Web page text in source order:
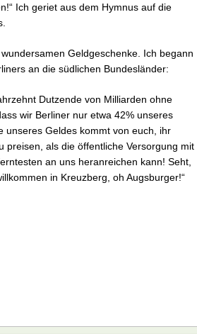
Ich geriet aus dem Hymnus auf die
Geldgeschenke. Ich begann
an die südlichen Bundesländer:
Dutzende von Milliarden ohne
wir Berliner nur etwa 42% unseres
unseres Geldes kommt von euch, ihr
preisen, als die öffentliche Versorgung mit
an uns heranreichen kann! Seht,
in Kreuzberg, oh Augsburger!“